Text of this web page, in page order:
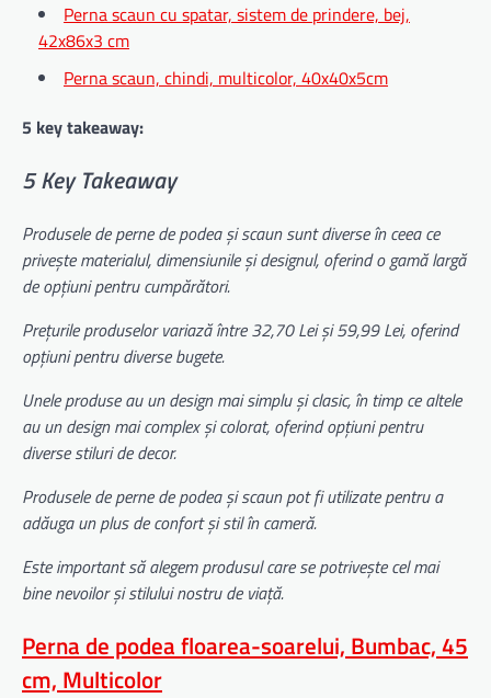
Perna scaun cu spatar, sistem de prindere, bej,
42x86x3 cm
Perna scaun, chindi, multicolor, 40x40x5cm
5 key takeaway:
5 Key Takeaway
Produsele de perne de podea și scaun sunt diverse în ceea ce
privește materialul, dimensiunile și designul, oferind o gamă largă
de opțiuni pentru cumpărători.
Prețurile produselor variază între 32,70 Lei și 59,99 Lei, oferind
opțiuni pentru diverse bugete.
Unele produse au un design mai simplu și clasic, în timp ce altele
au un design mai complex și colorat, oferind opțiuni pentru
diverse stiluri de decor.
Produsele de perne de podea și scaun pot fi utilizate pentru a
adăuga un plus de confort și stil în cameră.
Este important să alegem produsul care se potrivește cel mai
bine nevoilor și stilului nostru de viață.
Perna de podea floarea-soarelui, Bumbac, 45
cm, Multicolor